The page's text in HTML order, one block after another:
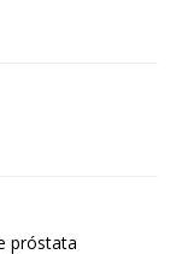
próstata